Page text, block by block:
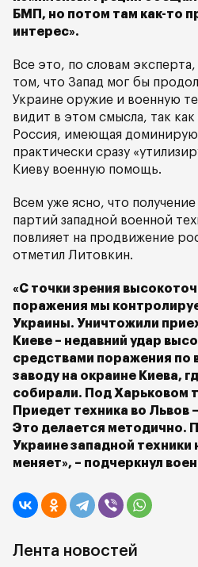
БМП, но потом там как-то
интерес».
Все это, по словам
том, что Запад мог бы
Украине оружие и военную
видит в этом смысла, так
Россия, имеющая
практически сразу
Киеву военную помощь.
Всем уже ясно, что
партий западной военной
повлияет на продвижение
отметил Литовкин.
«С точки зрения
поражения мы
Украины. Уничтожили
Киеве – недавний удар
средствами поражения по
заводу на окраине Киева,
собирали. Под Харьковом
Приедет техника во Львов
Это делается методично.
Украине западной техники
меняет», – подчеркнул
Лента новостей